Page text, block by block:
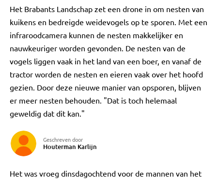
Het Brabants Landschap zet een drone in om nesten van
kuikens en bedreigde weidevogels op te sporen. Met een
infraroodcamera kunnen de nesten makkelijker en
nauwkeuriger worden gevonden. De nesten van de
vogels liggen vaak in het land van een boer, en vanaf de
tractor worden de nesten en eieren vaak over het hoofd
gezien. Door deze nieuwe manier van opsporen, blijven
er meer nesten behouden. "Dat is toch helemaal
geweldig dat dit kan."
Geschreven door
Houterman Karlijn
Het was vroeg dinsdagochtend voor de mannen van het